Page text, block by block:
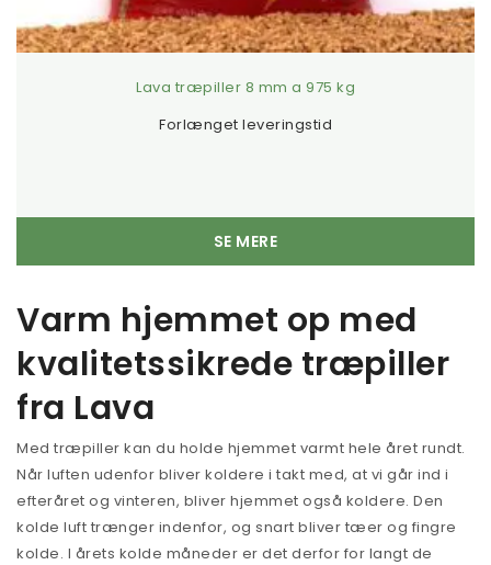
Lava træpiller 8 mm a 975 kg
Forlænget leveringstid
SE MERE
Varm hjemmet op med
kvalitetssikrede træpiller
fra Lava
Med træpiller kan du holde hjemmet varmt hele året rundt.
Når luften udenfor bliver koldere i takt med, at vi går ind i
efteråret og vinteren, bliver hjemmet også koldere. Den
kolde luft trænger indenfor, og snart bliver tæer og fingre
kolde. I årets kolde måneder er det derfor for langt de